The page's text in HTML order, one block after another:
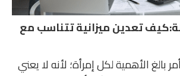
تعدين ميزانية تتناسب مع
بالغ الأهمية لكل إمرأة؛ لأنه لا يعني